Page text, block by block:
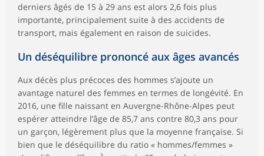
derniers âgés de 15 à 29 ans est alors 2,6 fois plus
importante, principalement suite à des accidents de
transport, mais également en raison de suicides.
Un déséquilibre prononcé aux âges avancés
Aux décès plus précoces des hommes s’ajoute un
avantage naturel des femmes en termes de longévité. En
2016, une fille naissant en Auvergne-Rhône-Alpes peut
espérer atteindre l’âge de 85,7 ans contre 80,3 ans pour
un garçon, légèrement plus que la moyenne française. Si
bien que le déséquilibre du ratio « hommes/femmes »